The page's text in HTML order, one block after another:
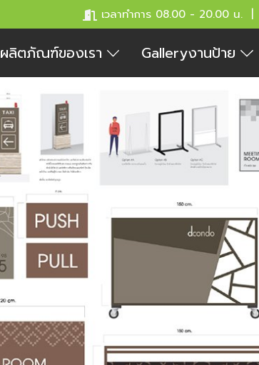
เวลาทำการ 08.00 - 20.00 น. |
ผลิตภัณฑ์ของเรา Galleryงานป้าย